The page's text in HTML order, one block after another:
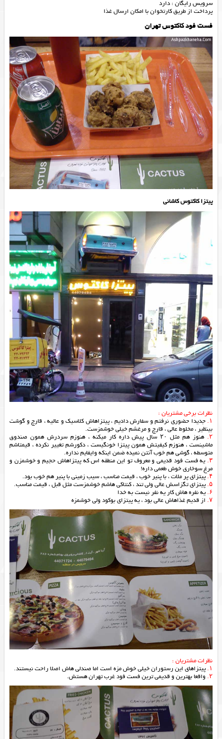
سرویس رایگان : دارد
پرداخت از طریق کارتخوان با امکان ارسال غذا
فست فود کاکتوس تهران
پیتزا کاکتوس کاشانی
نظرات برخی مشتریان :
۱. جدیدا حضوری نرفتم و سفارش دادیم ، پیتزاهاش کلاسیک و عالیه ، قارچ و گوشت
بینظیر ، مخلوط عالی ، قارچ و مرغشم خیلی خوشمزست.
۲.
هنوز هم مثل ۲۰ سال پیش داره کار میکنه ، هنوزم سردرش همون صندوق
ماشینست ، هنوزم کیفیتش همون پیتزا خونگیست ، دکورشم تغییر نکرده ، قیمتاشم
متوسطه ، گوشی هم خوب آنتن نمیده ضمن اینکه وایفایم نداره.
۳. يه فست فود قديمى و معروف تو اين منطقه اس كه پيتزاهاش حجيم و خوشمزن و
مرغ سوخارى خوش طعمى داره!
۴. پيتزاى پر ملات ، با پنير خوب ، قيمت مناسب ، سيب زمينى با پنير هم خوب بود.
۵. پیتزای تگزاسش عالی ولی تند ، کنتاکی هاشم خوشمزست مثل قبل ، قیمت مناسب.
۶. يه نفره هاش كار يه نفر نيست به خدا
۷. از قدیم غذاهاش عالی بود ، یه پیتزای بوکود ولی خوشمزه
نظرات مشتریان :
۱. پیتزاهای این رستوران خیلی خوش مزه است اما صندلی هاش اصلا راحت نیستند.
۲. واقعا بهترین و قدیمی ترین فست فود غرب تهران هستش.